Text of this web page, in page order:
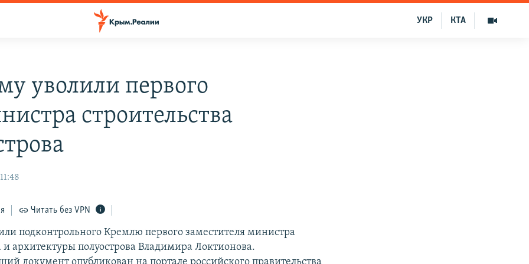
КТА
УКР
уволили первого
строительства
Читать без VPN
подконтрольного Кремлю первого заместителя министра
и архитектуры полуострова Владимира Локтионова.